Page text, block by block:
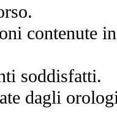
contenute
soddisfatti.
dagli